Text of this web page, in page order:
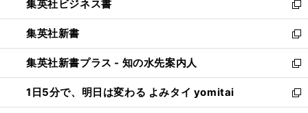
く
で
開
く
ド
ウ
で
開
く
い
ウ
ィ
ン
ド
ウ
で
開
集英社ビジネス書
新
し
い
ウ
ィ
ン
ド
ウ
集英社新書
新
し
い
ウ
ィ
ン
集英社新書プラス - 知の水先案内人
新
し
い
ウ
1日5分で、明日は変わる よみタイ yomitai
新
し